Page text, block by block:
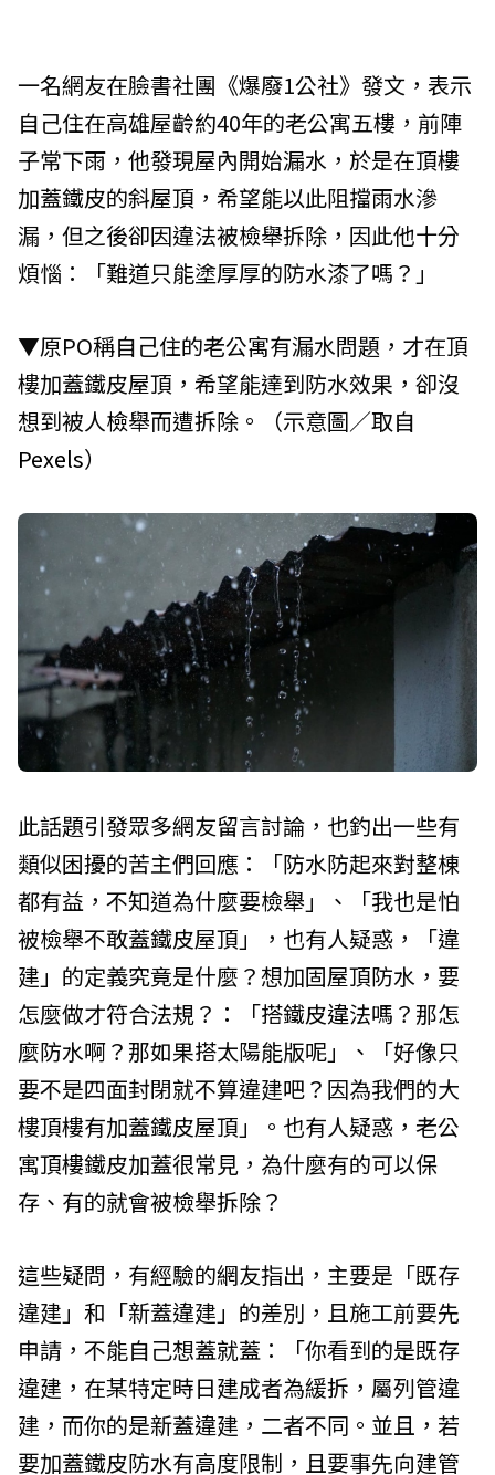
一名網友在臉書社團《爆廢1公社》發文，表示
自己住在高雄屋齡約40年的老公寓五樓，前陣
子常下雨，他發現屋內開始漏水，於是在頂樓
加蓋鐵皮的斜屋頂，希望能以此阻擋雨水滲
漏，但之後卻因違法被檢舉拆除，因此他十分
煩惱：「難道只能塗厚厚的防水漆了嗎？」
▼原PO稱自己住的老公寓有漏水問題，才在頂
樓加蓋鐵皮屋頂，希望能達到防水效果，卻沒
想到被人檢舉而遭拆除。（示意圖／取自
Pexels）
此話題引發眾多網友留言討論，也釣出一些有
類似困擾的苦主們回應：「防水防起來對整棟
都有益，不知道為什麼要檢舉」、「我也是怕
被檢舉不敢蓋鐵皮屋頂」，也有人疑惑，「違
建」的定義究竟是什麼？想加固屋頂防水，要
怎麼做才符合法規？：「搭鐵皮違法嗎？那怎
麼防水啊？那如果搭太陽能版呢」、「好像只
要不是四面封閉就不算違建吧？因為我們的大
樓頂樓有加蓋鐵皮屋頂」。也有人疑惑，老公
寓頂樓鐵皮加蓋很常見，為什麼有的可以保
存、有的就會被檢舉拆除？
這些疑問，有經驗的網友指出，主要是「既存
違建」和「新蓋違建」的差別，且施工前要先
申請，不能自己想蓋就蓋：「你看到的是既存
違建，在某特定時日建成者為緩拆，屬列管違
建，而你的是新蓋違建，二者不同。並且，若
要加蓋鐵皮防水有高度限制，且要事先向建管